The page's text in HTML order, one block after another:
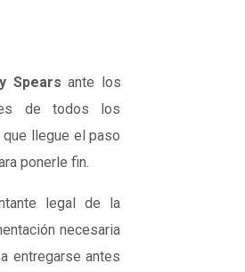
Spears ante los
de todos los
llegue el paso
ponerle fin.
legal de la
necesaria
entregarse antes